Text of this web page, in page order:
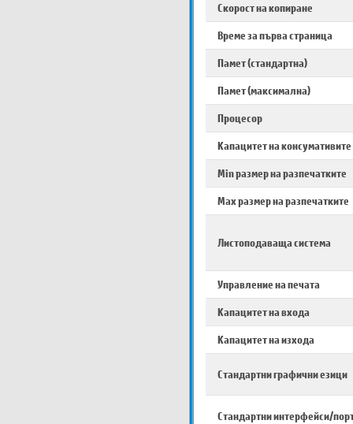
Скорост на копиране
Време за първа страница
Памет (стандартна)
Памет (максимална)
Процесор
Капацитет на консумативите
Min размер на разпечатките
Max размер на разпечатките
Листоподаваща система
Управление на печата
Капацитет на входа
Капацитет на изхода
Стандартни графични езици
Стандартни интерфейси/